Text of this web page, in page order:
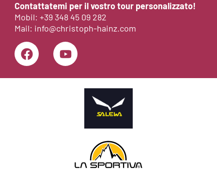
Contattatemi per il vostro tour personalizzato!
Mobil: +39 348 45 09 282
Mail: info@christoph-hainz.com